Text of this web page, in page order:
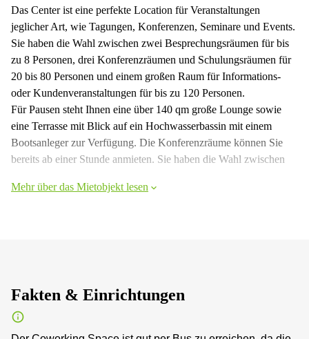
Das Center ist eine perfekte Location für Veranstaltungen
jeglicher Art, wie Tagungen, Konferenzen, Seminare und Events.
Sie haben die Wahl zwischen zwei Besprechungsräumen für bis
zu 8 Personen, drei Konferenzräumen und Schulungsräumen für
20 bis 80 Personen und einem großen Raum für Informations-
oder Kundenveranstaltungen für bis zu 120 Personen.
Für Pausen steht Ihnen eine über 140 qm große Lounge sowie
eine Terrasse mit Blick auf ein Hochwasserbassin mit einem
Bootsanleger zur Verfügung. Die Konferenzräume können Sie
bereits ab einer Stunde anmieten. Sie haben die Wahl zwischen
Mehr über das Mietobjekt lesen
Fakten & Einrichtungen